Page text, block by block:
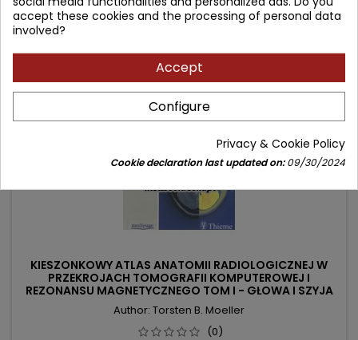
KIESZONKOWY ATLAS ANATOMII RADIOLOGICZNEJ W
PRZEKROJACH TOMOGRAFII KOMPUTEROWEJ I
REZONANSU MAGNETYCZNEGO TOM I - GŁOWA I SZYJA
Author: Torsten B. Moeller
(0)
accept these cookies and the processing of personal data
involved?
Accept
Configure
Privacy & Cookie Policy
Cookie declaration last updated on:09/30/2024